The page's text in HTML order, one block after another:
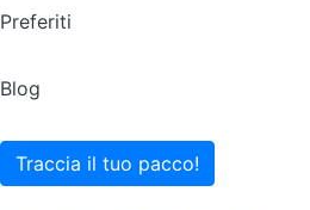
Preferiti
Blog
Traccia il tuo pacco!